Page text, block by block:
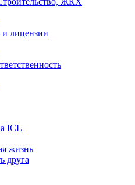
лицензии
ICL
жизнь
друга